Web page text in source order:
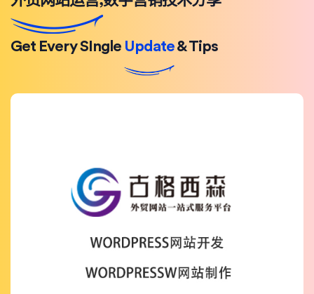
Get Every SIngle Update& Tips